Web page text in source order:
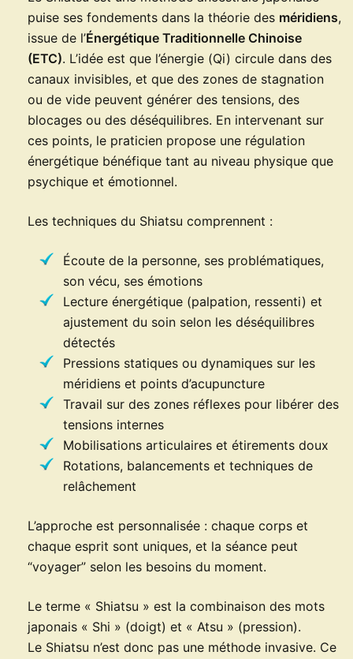
puise ses fondements dans la théorie des méridiens,
issue de l’Énergétique Traditionnelle Chinoise
(ETC). L’idée est que l’énergie (Qi) circule dans des
canaux invisibles, et que des zones de stagnation
ou de vide peuvent générer des tensions, des
blocages ou des déséquilibres. En intervenant sur
ces points, le praticien propose une régulation
énergétique bénéfique tant au niveau physique que
psychique et émotionnel.
Les techniques du Shiatsu comprennent :
Écoute de la personne, ses problématiques,
son vécu, ses émotions
Lecture énergétique (palpation, ressenti) et
ajustement du soin selon les déséquilibres
détectés
Pressions statiques ou dynamiques sur les
méridiens et points d’acupuncture
Travail sur des zones réflexes pour libérer des
tensions internes
Mobilisations articulaires et étirements doux
Rotations, balancements et techniques de
relâchement
L’approche est personnalisée : chaque corps et
chaque esprit sont uniques, et la séance peut
“voyager” selon les besoins du moment.
Le terme « Shiatsu » est la combinaison des mots
japonais « Shi » (doigt) et « Atsu » (pression).
Le Shiatsu n’est donc pas une méthode invasive. Ce